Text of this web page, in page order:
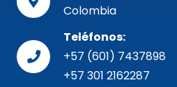
Colombia
Teléfonos:
+57 (601) 7437898
+57 301 2162287